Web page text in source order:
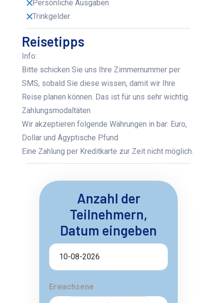
Persönliche Ausgaben
Trinkgelder
Reisetipps
Info:
Bitte schicken Sie uns Ihre Zimmernummer per
SMS, sobald Sie diese wissen, damit wir Ihre
Reise planen können. Das ist für uns sehr wichtig.
Zahlungsmodaltäten
Wir akzeptieren folgende Währungen in bar: Euro,
Dollar und Ägyptische Pfund
Eine Zahlung per Kreditkarte zur Zeit nicht möglich.
Anzahl der
Teilnehmern,
Datum eingeben
Erwachsene